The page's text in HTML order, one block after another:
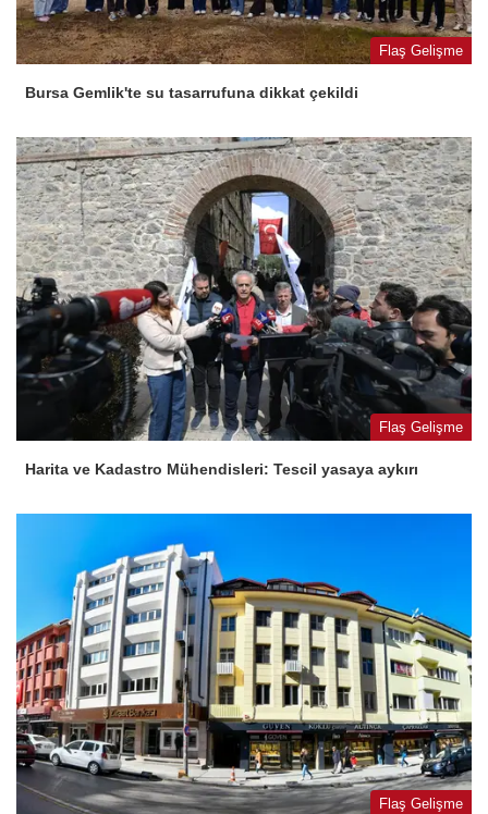
Flaş Gelişme
Bursa Gemlik'te su tasarrufuna dikkat çekildi
Flaş Gelişme
Harita ve Kadastro Mühendisleri: Tescil yasaya aykırı
Flaş Gelişme